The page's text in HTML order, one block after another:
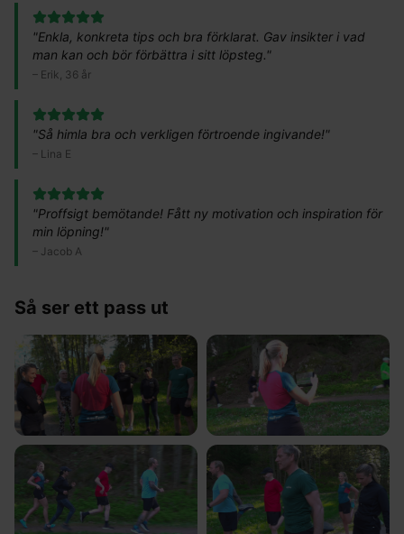
"Enkla, konkreta tips och bra förklarat. Gav insikter i vad
man kan och bör förbättra i sitt löpsteg."
– Erik, 36 år
"Så himla bra och verkligen förtroende ingivande!"
– Lina E
"Proffsigt bemötande! Fått ny motivation och inspiration för
min löpning!"
– Jacob A
Så ser ett pass ut